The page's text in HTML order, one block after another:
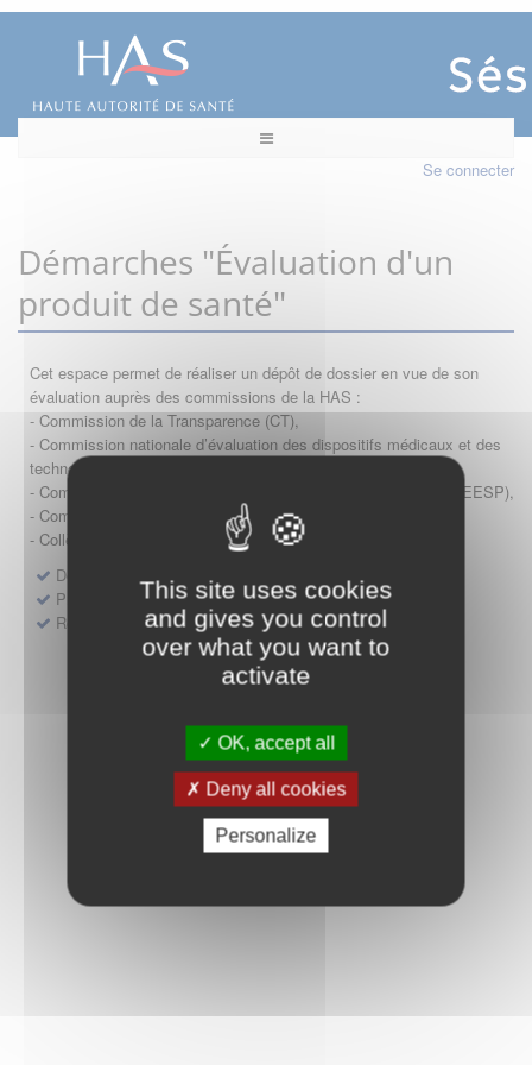
This site uses cookies
and gives you control
over what you want to
activate
OK, accept all
Deny all cookies
Personalize
Se connecter
Démarches "Évaluation d'un
produit de santé"
Cet espace permet de réaliser un dépôt de dossier en vue de son
évaluation auprès des commissions de la HAS :
- Commission de la Transparence (CT),
- Commission nationale d’évaluation des dispositifs médicaux et des
technologies de santé (CNEDiMTS),
- Commission d'évaluation économique et de santé publique (CEESP),
- Commission technique des vaccinations (CTV)
- Collège HAS (Forfait innovation : DM, DM-DIV, actes)
Dépôt d'un dossier pour un produit de santé
Protocoles d'études post-inscription
Rencontres précoces